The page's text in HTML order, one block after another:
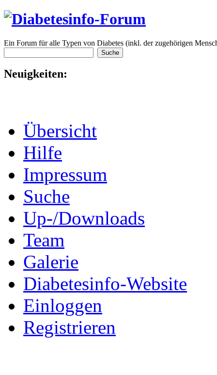
Ein Forum für alle Typen von Diabetes (inkl. der zugehörigen
Neuigkeiten:
Übersicht
Hilfe
Impressum
Suche
Up-/Downloads
Team
Galerie
Diabetesinfo-Website
Einloggen
Registrieren